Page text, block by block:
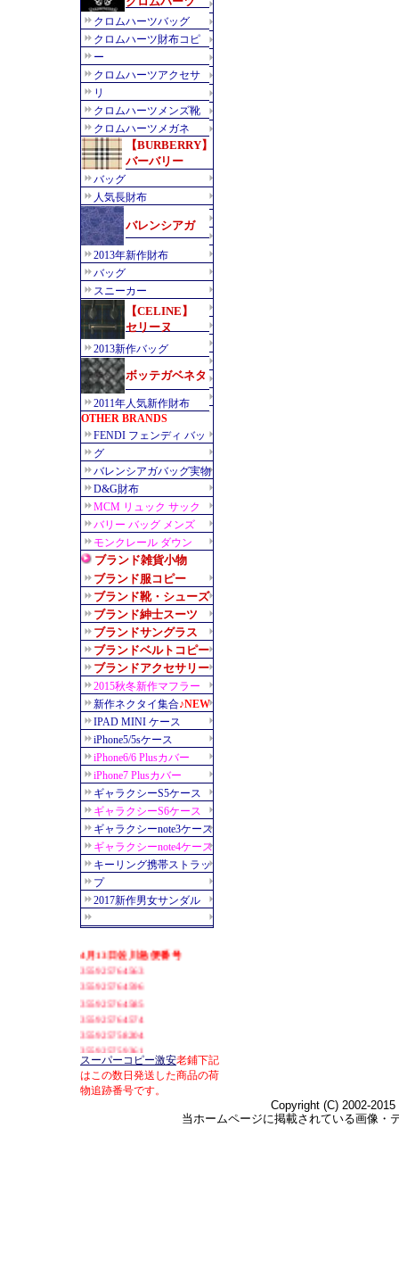
スーパーコピー激安老鋪下記
はこの数日発送した商品の荷
物追跡番号です。